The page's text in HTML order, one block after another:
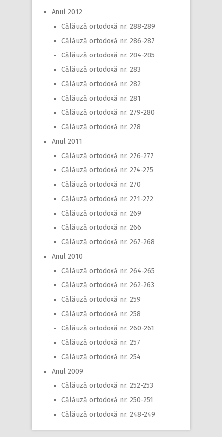
Anul 2012
Călăuză ortodoxă nr. 288-289
Călăuză ortodoxă nr. 286-287
Călăuză ortodoxă nr. 284-285
Călăuză ortodoxă nr. 283
Călăuză ortodoxă nr. 282
Călăuză ortodoxă nr. 281
Călăuză ortodoxă nr. 279-280
Călăuză ortodoxă nr. 278
Anul 2011
Călăuză ortodoxă nr. 276-277
Călăuză ortodoxă nr. 274-275
Călăuză ortodoxă nr. 270
Călăuză ortodoxă nr. 271-272
Călăuză ortodoxă nr. 269
Călăuză ortodoxă nr. 266
Călăuză ortodoxă nr. 267-268
Anul 2010
Călăuză ortodoxă nr. 264-265
Călăuză ortodoxă nr. 262-263
Călăuză ortodoxă nr. 259
Călăuză ortodoxă nr. 258
Călăuză ortodoxă nr. 260-261
Călăuză ortodoxă nr. 257
Călăuză ortodoxă nr. 254
Anul 2009
Călăuză ortodoxă nr. 252-253
Călăuză ortodoxă nr. 250-251
Călăuză ortodoxă nr. 248-249